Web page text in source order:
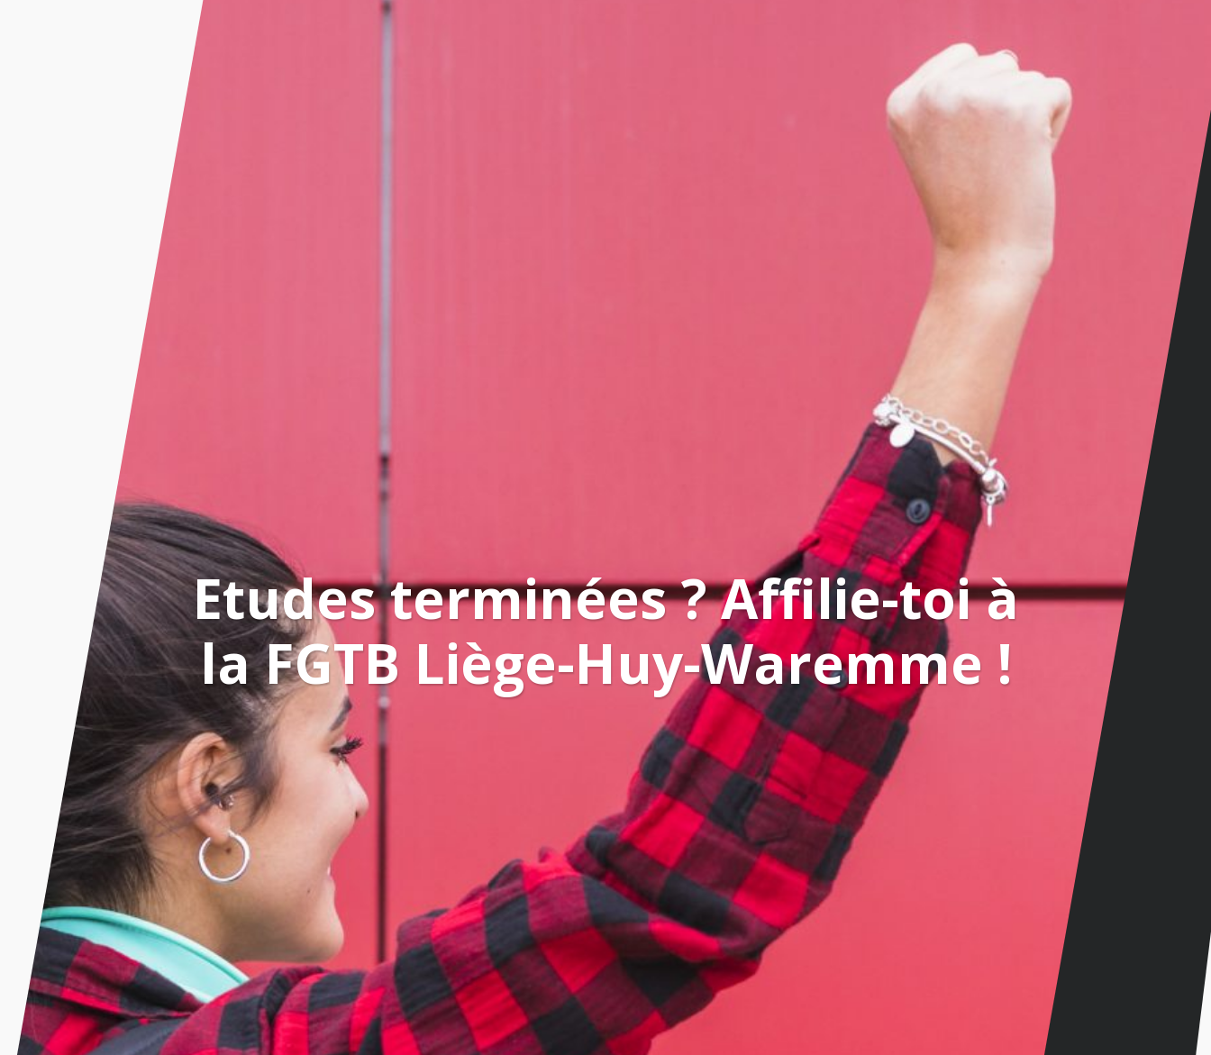
Etudes terminées ? Affilie-toi à
la FGTB Liège-Huy-Waremme !